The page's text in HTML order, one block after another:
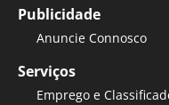
Publicidade
Anuncie Connosco
Serviços
Emprego e